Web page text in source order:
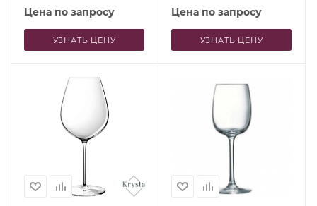
Цена по запросу
УЗНАТЬ ЦЕНУ
Цена по запросу
УЗНАТЬ ЦЕНУ